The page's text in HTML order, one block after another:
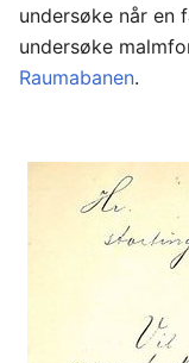
undersøke når en
undersøke
Raumabanen.